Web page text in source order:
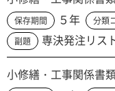
保存期間 ５年 分類
副題 専決発注リス
小修繕・工事関係書